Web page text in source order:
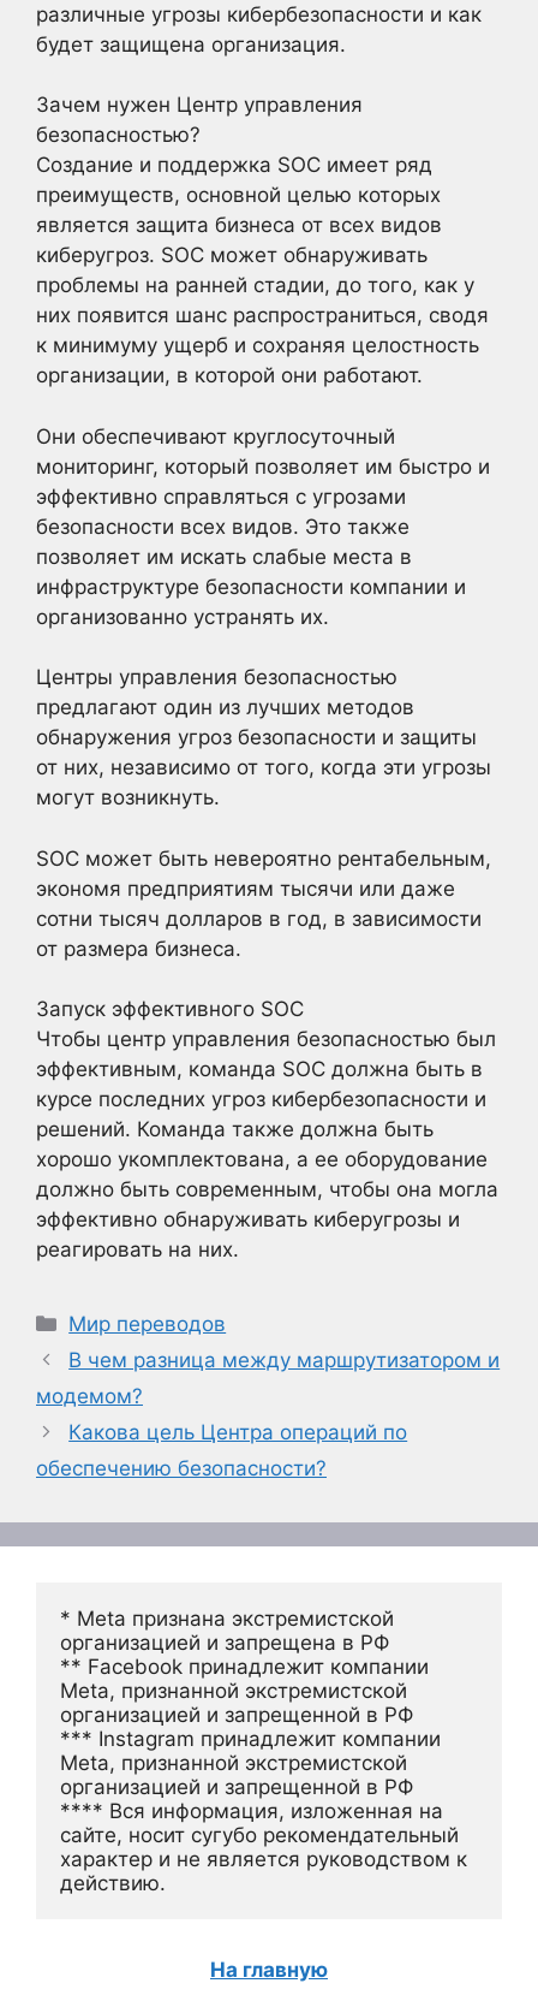
различные угрозы кибербезопасности и как
будет защищена организация.
Зачем нужен Центр управления
безопасностью?
Создание и поддержка SOC имеет ряд
преимуществ, основной целью которых
является защита бизнеса от всех видов
киберугроз. SOC может обнаруживать
проблемы на ранней стадии, до того, как у
них появится шанс распространиться, сводя
к минимуму ущерб и сохраняя целостность
организации, в которой они работают.
Они обеспечивают круглосуточный
мониторинг, который позволяет им быстро и
эффективно справляться с угрозами
безопасности всех видов. Это также
позволяет им искать слабые места в
инфраструктуре безопасности компании и
организованно устранять их.
Центры управления безопасностью
предлагают один из лучших методов
обнаружения угроз безопасности и защиты
от них, независимо от того, когда эти угрозы
могут возникнуть.
SOC может быть невероятно рентабельным,
экономя предприятиям тысячи или даже
сотни тысяч долларов в год, в зависимости
от размера бизнеса.
Запуск эффективного SOC
Чтобы центр управления безопасностью был
эффективным, команда SOC должна быть в
курсе последних угроз кибербезопасности и
решений. Команда также должна быть
хорошо укомплектована, а ее оборудование
должно быть современным, чтобы она могла
эффективно обнаруживать киберугрозы и
реагировать на них.
Рубрики
Мир переводов
В чем разница между маршрутизатором и
модемом?
Какова цель Центра операций по
обеспечению безопасности?
* Meta признана экстремистской
организацией и запрещена в РФ
** Facebook принадлежит компании
Meta, признанной экстремистской
организацией и запрещенной в РФ
*** Instagram принадлежит компании
Meta, признанной экстремистской
организацией и запрещенной в РФ
**** Вся информация, изложенная на
сайте, носит сугубо рекомендательный
характер и не является руководством к
действию.
На главную